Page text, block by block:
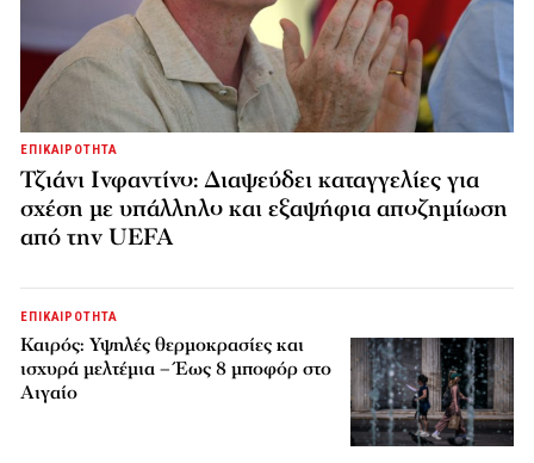
ΕΠΙΚΑΙΡΟΤΗΤΑ
Τζιάνι Ινφαντίνο: Διαψεύδει καταγγελίες για
σχέση με υπάλληλο και εξαψήφια αποζημίωση
από την UEFA
ΕΠΙΚΑΙΡΟΤΗΤΑ
Καιρός: Υψηλές θερμοκρασίες και
ισχυρά μελτέμια – Έως 8 μποφόρ στο
Αιγαίο